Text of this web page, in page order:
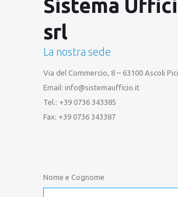
Sistema
srl
La nostra sede
Via del Commercio, 8 – 63100 Ascoli
Email: info@sistemaufficio.it
Tel.: +39 0736 343385
Fax: +39 0736 343387
Nome e Cognome